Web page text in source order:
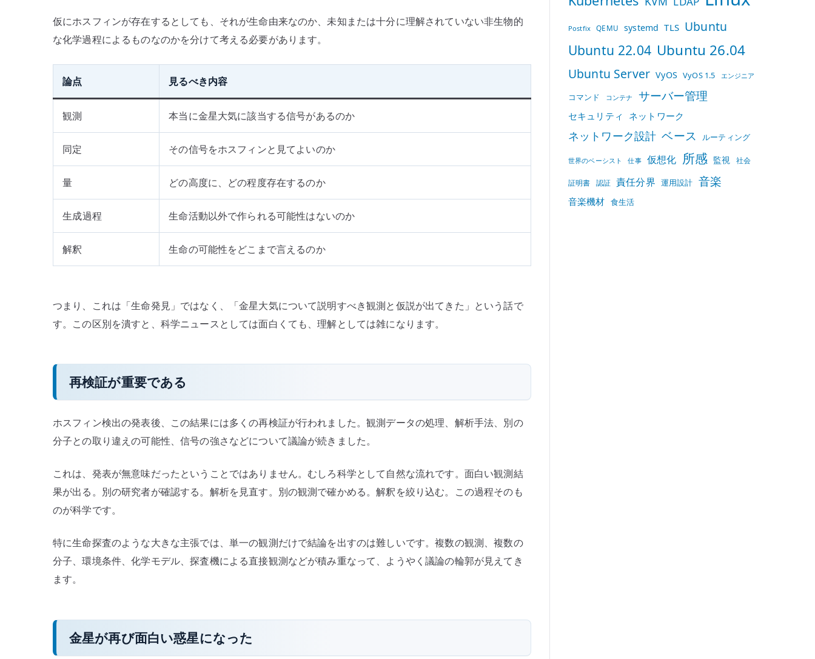
仮にホスフィンが存在するとしても、それが生命由来なのか、未知または十分に理解されていない非生物的
な化学過程によるものなのかを分けて考える必要があります。
論点 見るべき内容
観測 本当に金星大気に該当する信号があるのか
同定 その信号をホスフィンと見てよいのか
量 どの高度に、どの程度存在するのか
生成過程 生命活動以外で作られる可能性はないのか
解釈 生命の可能性をどこまで言えるのか
つまり、これは「生命発見」ではなく、「金星大気について説明すべき観測と仮説が出てきた」という話で
す。この区別を潰すと、科学ニュースとしては面白くても、理解としては雑になります。
再検証が重要である
ホスフィン検出の発表後、この結果には多くの再検証が行われました。観測データの処理、解析手法、別の
分子との取り違えの可能性、信号の強さなどについて議論が続きました。
これは、発表が無意味だったということではありません。むしろ科学として自然な流れです。面白い観測結
果が出る。別の研究者が確認する。解析を見直す。別の観測で確かめる。解釈を絞り込む。この過程そのも
のが科学です。
特に生命探査のような大きな主張では、単一の観測だけで結論を出すのは難しいです。複数の観測、複数の
分子、環境条件、化学モデル、探査機による直接観測などが積み重なって、ようやく議論の輪郭が見えてき
ます。
金星が再び面白い惑星になった
Postfix QEMU systemd TLS Ubuntu
Ubuntu 22.04 Ubuntu 26.04
Ubuntu Server VyOS VyOS 1.5 エンジニア
コマンド コンテナ サーバー管理
セキュリティ ネットワーク
ネットワーク設計 ベース ルーティング
世界のベーシスト 仕事 仮想化 所感 監視 社会
証明書 認証 責任分界 運用設計 音楽
音楽機材 食生活